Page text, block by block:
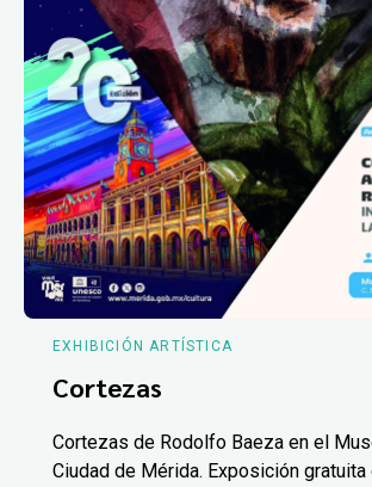
EXHIBICIÓN ARTÍSTICA
Cortezas
Cortezas de Rodolfo Baeza en el
Ciudad de Mérida. Exposición gratuita